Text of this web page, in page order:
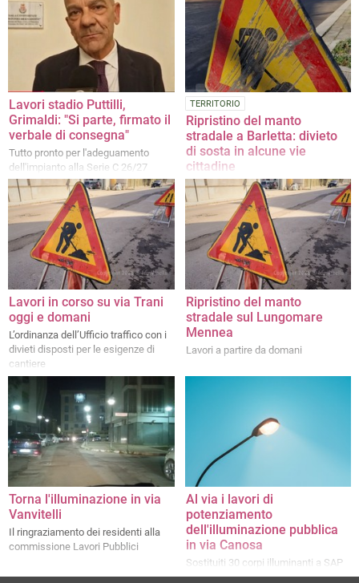
Convento di Sant’Andrea
Lavori stadio Puttilli,
Grimaldi: "Si parte, firmato il
verbale di consegna"
Tutto pronto per l'adeguamento
dell'impianto alla Serie C 26/27
TERRITORIO
Ripristino del manto
stradale a Barletta: divieto
di sosta in alcune vie
cittadine
Dal 16 luglio al 30 settembre (o fino
a cessate esigenze), dalle 7:00 alle
17:00, sarà in vigore il divieto di
sosta con rimozione forzata
Lavori in corso su via Trani
oggi e domani
L’ordinanza dell’Ufficio traffico con i
divieti disposti per le esigenze di
cantiere
Ripristino del manto
stradale sul Lungomare
Mennea
Lavori a partire da domani
Torna l'illuminazione in via
Vanvitelli
Il ringraziamento dei residenti alla
commissione Lavori Pubblici
Al via i lavori di
potenziamento
dell'illuminazione pubblica
in via Canosa
Sostituiti 30 corpi illuminanti a SAP
con luci a tecnologia LED